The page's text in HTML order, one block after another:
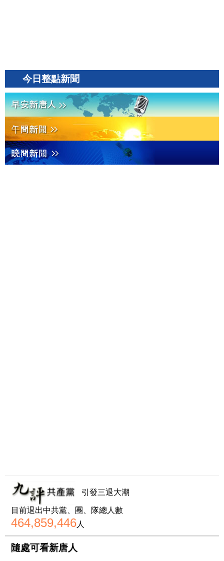
今日整點新聞
引發三退大潮
目前退出中共黨、團、隊總人數
464,859,446人
隨處可看新唐人